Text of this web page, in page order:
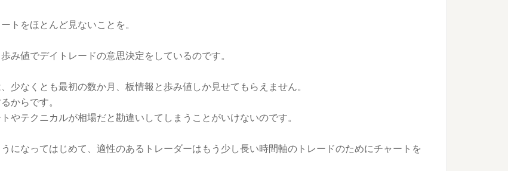
トをほとんど見ないことを。
み値でデイトレードの意思決定をしているのです。
少なくとも最初の数か月、板情報と歩み値しか見せてもらえません。
からです。
やテクニカルが相場だと勘違いしてしまうことがいけないのです。
になってはじめて、適性のあるトレーダーはもう少し長い時間軸のトレードのためにチャートを